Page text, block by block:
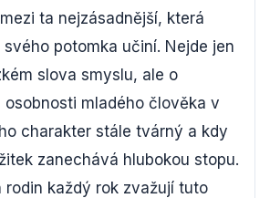
ta nejzásadnější, která
potomka učiní. Nejde jen
slova smyslu, ale o
mladého člověka v
charakter stále tvárný a kdy
zanechává hlubokou stopu.
rodin každý rok zvažují tuto